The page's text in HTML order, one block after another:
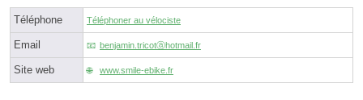
Téléphone Téléphoner au vélociste
Email benjamin.tricotⓐhotmail.fr
Site web www.smile-ebike.fr